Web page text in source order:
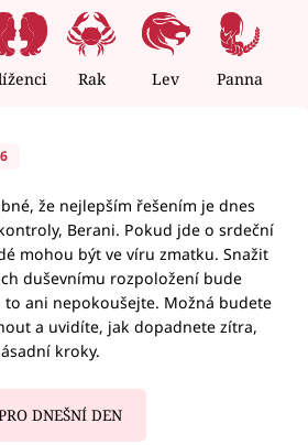
Rak Lev Panna
že nejlepším řešením je dnes
Berani. Pokud jde o srdeční
mohou být ve víru zmatku. Snažit
duševnímu rozpoložení bude
to ani nepokoušejte. Možná budete
a uvidíte, jak dopadnete zítra,
kroky.
DNEŠNÍ DEN